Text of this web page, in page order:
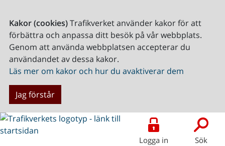
Kakor (cookies)Trafikverket använder kakor för att
förbättra och anpassa ditt besök på vår webbplats.
Genom att använda webbplatsen accepterar du
användandet av dessa kakor.
Läs mer om kakor och hur du avaktiverar dem
Jag förstår
Logga in Sök